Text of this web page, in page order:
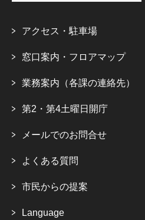
アクセス・駐車場
窓口案内・フロアマップ
業務案内（各課の連絡先）
第2・第4土曜日開庁
メールでのお問合せ
よくある質問
市民からの提案
Language